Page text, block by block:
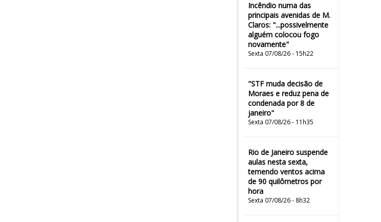
Incêndio numa das
principais avenidas de M.
Claros: "...possivelmente
alguém colocou fogo
novamente"
Sexta 07/08/26 - 15h22
"STF muda decisão de
Moraes e reduz pena de
condenada por 8 de
janeiro"
Sexta 07/08/26 - 11h35
Rio de Janeiro suspende
aulas nesta sexta,
temendo ventos acima
de 90 quilômetros por
hora
Sexta 07/08/26 - 8h32